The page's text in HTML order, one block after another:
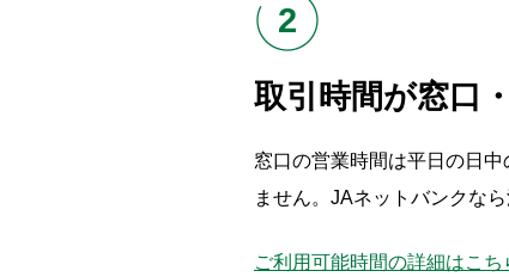
2
取引時間が窓口
窓口の営業時間は平日の日
ません。JAネットバンクな
ご利用可能時間の詳細はこち